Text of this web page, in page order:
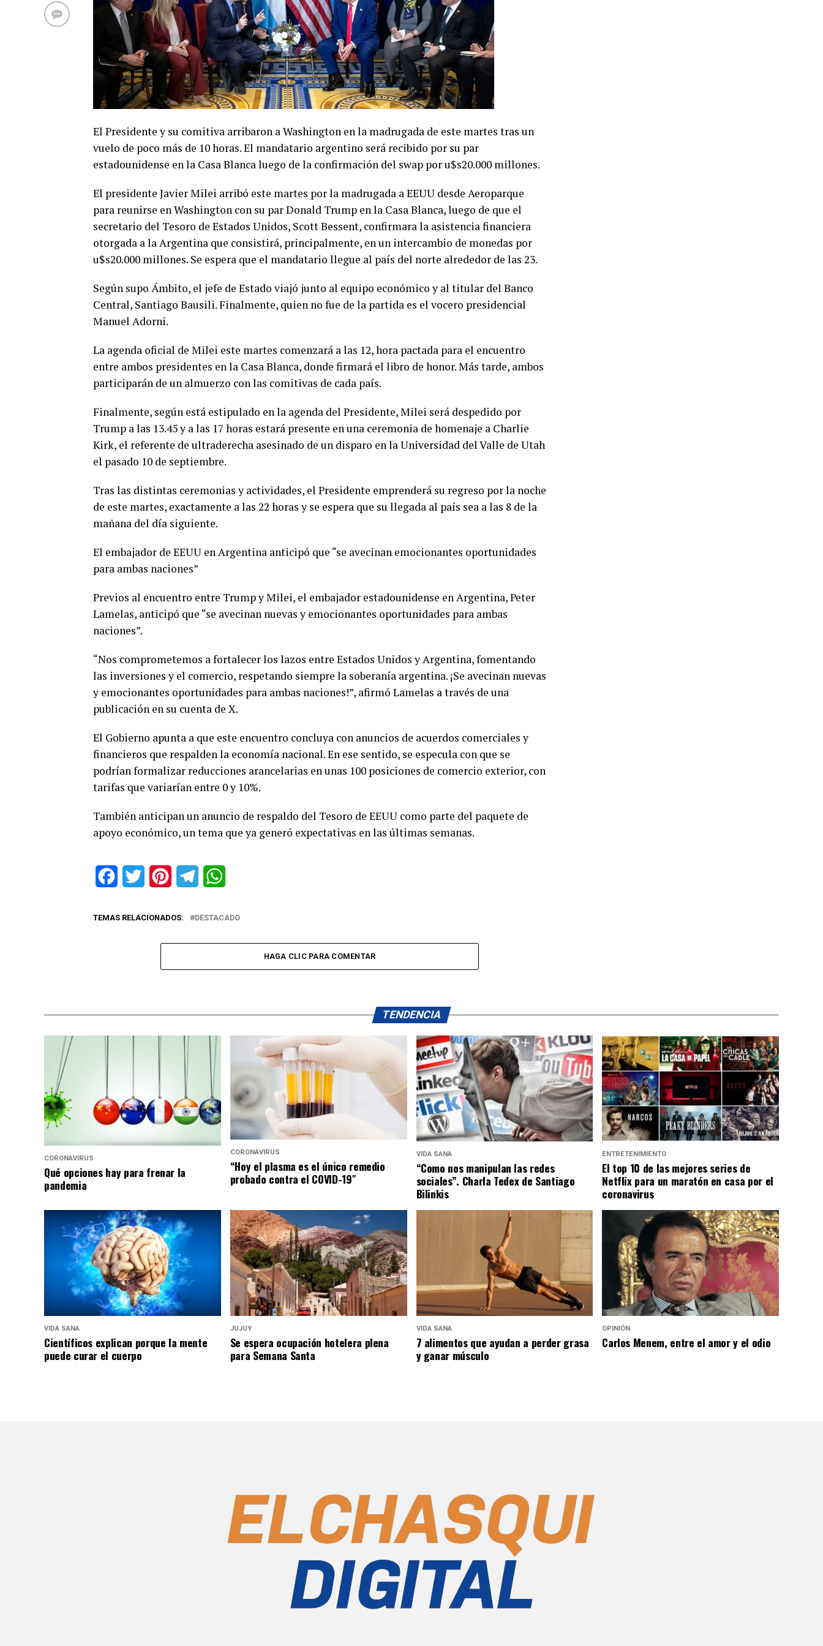
El Presidente y su comitiva arribaron a Washington en la madrugada de este martes tras un
vuelo de poco más de 10 horas. El mandatario argentino será recibido por su par
estadounidense en la Casa Blanca luego de la confirmación del swap por u$s20.000 millones.
El presidente Javier Milei arribó este martes por la madrugada a EEUU desde Aeroparque
para reunirse en Washington con su par Donald Trump en la Casa Blanca, luego de que el
secretario del Tesoro de Estados Unidos, Scott Bessent, confirmara la asistencia financiera
otorgada a la Argentina que consistirá, principalmente, en un intercambio de monedas por
u$s20.000 millones. Se espera que el mandatario llegue al país del norte alrededor de las 23.
Según supo Ámbito, el jefe de Estado viajó junto al equipo económico y al titular del Banco
Central, Santiago Bausili. Finalmente, quien no fue de la partida es el vocero presidencial
Manuel Adorni.
La agenda oficial de Milei este martes comenzará a las 12, hora pactada para el encuentro
entre ambos presidentes en la Casa Blanca, donde firmará el libro de honor. Más tarde, ambos
participarán de un almuerzo con las comitivas de cada país.
Finalmente, según está estipulado en la agenda del Presidente, Milei será despedido por
Trump a las 13.45 y a las 17 horas estará presente en una ceremonia de homenaje a Charlie
Kirk, el referente de ultraderecha asesinado de un disparo en la Universidad del Valle de Utah
el pasado 10 de septiembre.
Tras las distintas ceremonias y actividades, el Presidente emprenderá su regreso por la noche
de este martes, exactamente a las 22 horas y se espera que su llegada al país sea a las 8 de la
mañana del día siguiente.
El embajador de EEUU en Argentina anticipó que “se avecinan emocionantes oportunidades
para ambas naciones”
Previos al encuentro entre Trump y Milei, el embajador estadounidense en Argentina, Peter
Lamelas, anticipó que “se avecinan nuevas y emocionantes oportunidades para ambas
naciones”.
“Nos comprometemos a fortalecer los lazos entre Estados Unidos y Argentina, fomentando
las inversiones y el comercio, respetando siempre la soberanía argentina. ¡Se avecinan nuevas
y emocionantes oportunidades para ambas naciones!”, afirmó Lamelas a través de una
publicación en su cuenta de X.
El Gobierno apunta a que este encuentro concluya con anuncios de acuerdos comerciales y
financieros que respalden la economía nacional. En ese sentido, se especula con que se
podrían formalizar reducciones arancelarias en unas 100 posiciones de comercio exterior, con
tarifas que variarían entre 0 y 10%.
También anticipan un anuncio de respaldo del Tesoro de EEUU como parte del paquete de
apoyo económico, un tema que ya generó expectativas en las últimas semanas.
FacebookTwitter PinterestTelegram
TEMAS RELACIONADOS: DESTACADO
HAGA CLIC PARA COMENTAR
TENDENCIA
CORONAVIRUS
Qué opciones hay para frenar la
pandemia
CORONAVIRUS
“Hoy el plasma es el único remedio
probado contra el COVID-19″
VIDA SANA
“Como nos manipulan las redes
sociales”. Charla Tedex de Santiago
Bilinkis
ENTRETENIMIENTO
El top 10 de las mejores series de
Netflix para un maratón en casa por el
coronavirus
VIDA SANA
Científicos explican porque la mente
puede curar el cuerpo
JUJUY
Se espera ocupación hotelera plena
para Semana Santa
VIDA SANA
7 alimentos que ayudan a perder grasa
y ganar músculo
OPINIÓN
Carlos Menem, entre el amor y el odio